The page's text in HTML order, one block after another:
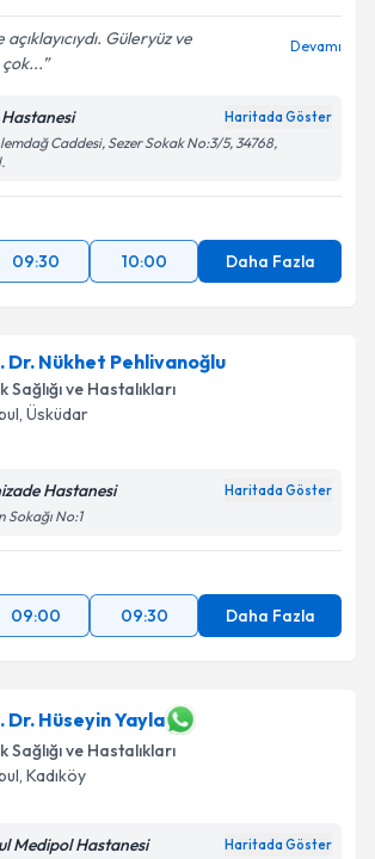
Güleryüz ve
Devamı
Haritada Göster
Caddesi, Sezer Sokak No:3/5, 34768,
09:30 10:00 Daha Fazla
Dr. Nükhet Pehlivanoğlu
Sağlığı ve Hastalıkları
, Üsküdar
Hastanesi Haritada Göster
No:1
09:00 09:30 Daha Fazla
Dr. Hüseyin Yayla
Sağlığı ve Hastalıkları
, Kadıköy
Medipol Hastanesi Haritada Göster